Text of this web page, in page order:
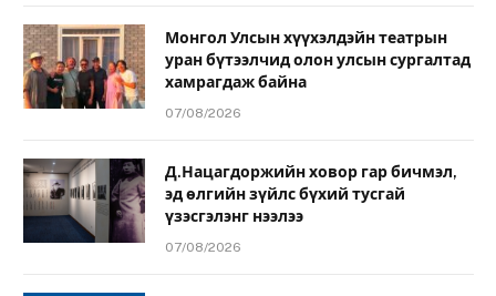
Монгол Улсын хүүхэлдэйн театрын
уран бүтээлчид олон улсын сургалтад
хамрагдаж байна
07/08/2026
Д.Нацагдоржийн ховор гар бичмэл,
эд өлгийн зүйлс бүхий тусгай
үзэсгэлэнг нээлээ
07/08/2026